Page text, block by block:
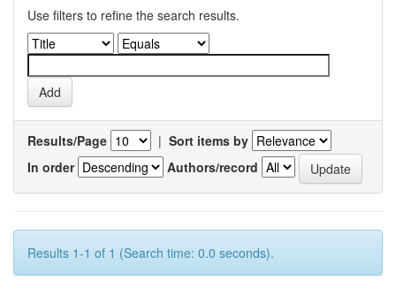
Use filters to refine the search results.
Results/Page | Sort items by
In order
Authors/record
Results 1-1 of 1 (Search time: 0.0 seconds).